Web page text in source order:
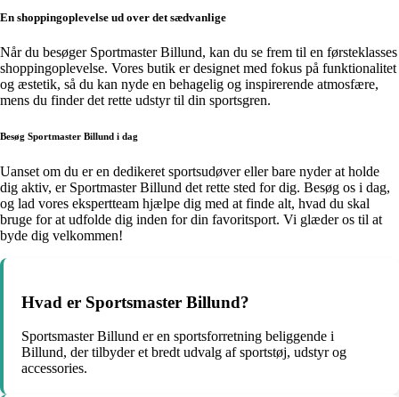
En shoppingoplevelse ud over det sædvanlige
Når du besøger Sportmaster Billund, kan du se frem til en førsteklasses
shoppingoplevelse. Vores butik er designet med fokus på funktionalitet
og æstetik, så du kan nyde en behagelig og inspirerende atmosfære,
mens du finder det rette udstyr til din sportsgren.
Besøg Sportmaster Billund i dag
Uanset om du er en dedikeret sportsudøver eller bare nyder at holde
dig aktiv, er Sportmaster Billund det rette sted for dig. Besøg os i dag,
og lad vores ekspertteam hjælpe dig med at finde alt, hvad du skal
bruge for at udfolde dig inden for din favoritsport. Vi glæder os til at
byde dig velkommen!
Hvad er Sportsmaster Billund?
Sportsmaster Billund er en sportsforretning beliggende i
Billund, der tilbyder et bredt udvalg af sportstøj, udstyr og
accessories.